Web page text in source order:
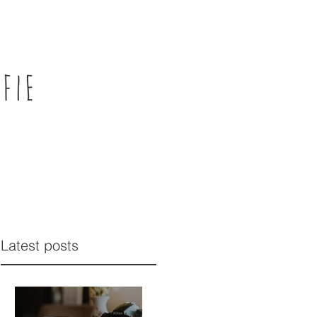
Latest posts